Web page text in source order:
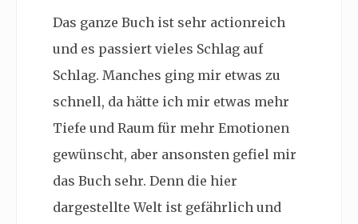
Das ganze Buch ist sehr actionreich
und es passiert vieles Schlag auf
Schlag. Manches ging mir etwas zu
schnell, da hätte ich mir etwas mehr
Tiefe und Raum für mehr Emotionen
gewünscht, aber ansonsten gefiel mir
das Buch sehr. Denn die hier
dargestellte Welt ist gefährlich und